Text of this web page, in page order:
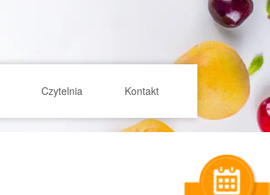
Czytelnia Kontakt